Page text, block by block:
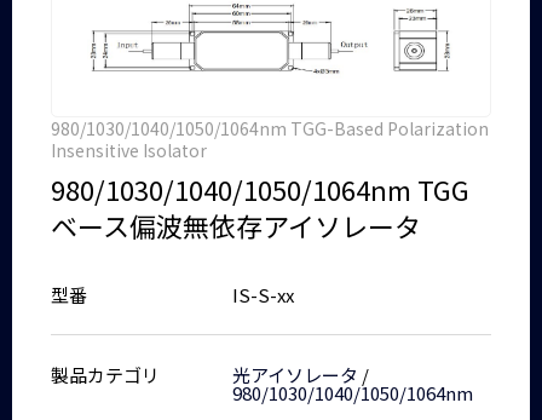
980/1030/1040/1050/1064nm TGG-Based Polarization
Insensitive Isolator
980/1030/1040/1050/1064nm TGG
ベース偏波無依存アイソレータ
型番 IS-S-xx
製品カテゴリ 光アイソレータ /
980/1030/1040/1050/1064nm